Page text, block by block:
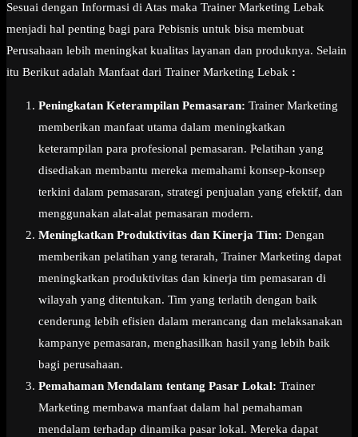
Sesuai dengan Informasi di Atas maka Trainer Marketing Lebak
menjadi hal penting bagi para Pebisnis untuk bisa membuat
Perusahaan lebih meningkat kualitas layanan dan produknya. Selain
itu Berikut adalah Manfaat dari Trainer Marketing Lebak :
Peningkatan Keterampilan Pemasaran: Trainer Marketing
memberikan manfaat utama dalam meningkatkan
keterampilan para profesional pemasaran. Pelatihan yang
disediakan membantu mereka memahami konsep-konsep
terkini dalam pemasaran, strategi penjualan yang efektif, dan
menggunakan alat-alat pemasaran modern.
Meningkatkan Produktivitas dan Kinerja Tim: Dengan
memberikan pelatihan yang terarah, Trainer Marketing dapat
meningkatkan produktivitas dan kinerja tim pemasaran di
wilayah yang ditentukan. Tim yang terlatih dengan baik
cenderung lebih efisien dalam merancang dan melaksanakan
kampanye pemasaran, menghasilkan hasil yang lebih baik
bagi perusahaan.
Pemahaman Mendalam tentang Pasar Lokal: Trainer
Marketing membawa manfaat dalam hal pemahaman
mendalam terhadap dinamika pasar lokal. Mereka dapat